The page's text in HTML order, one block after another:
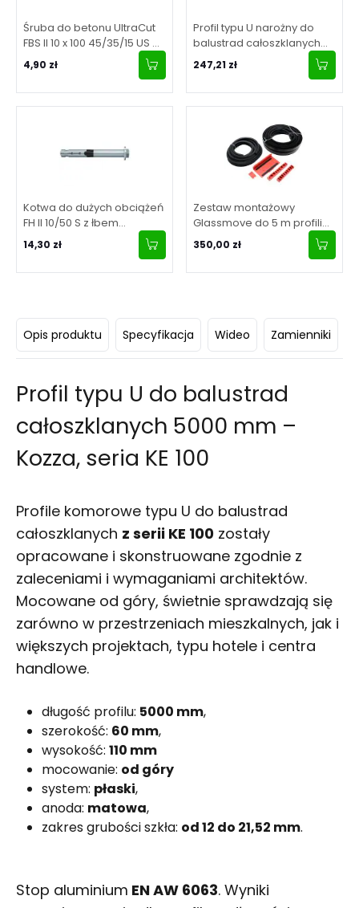
Śruba do betonu UltraCut
FBS II 10 x 100 45/35/15 US –
z łbem sześciokątnym i
zintegrowaną podkładką –
FISCHER
4,90 zł
Profil typu U narożny do
balustrad całoszklanych
90° – mocowanie od góry
– Kozza, wewnętrzny, seria
KE 100
247,21 zł
Kotwa do dużych obciążeń
FH II 10/50 S z łbem
sześciokątnym – FISCHER
14,30 zł
Zestaw montażowy
Glassmove do 5 m profili
aluminiowych typu U/L –
grubość szyby 12-13,52 –
Kozza
350,00 zł
Opis produktu Specyfikacja Wideo Zamienniki
Profil typu U do balustrad
całoszklanych 5000 mm –
Kozza, seria KE 100
Profile komorowe typu U do balustrad
całoszklanych z serii KE 100 zostały
opracowane i skonstruowane zgodnie z
zaleceniami i wymaganiami architektów.
Mocowane od góry, świetnie sprawdzają się
zarówno w przestrzeniach mieszkalnych, jak i
większych projektach, typu hotele i centra
handlowe.
długość profilu: 5000 mm,
szerokość: 60 mm,
wysokość: 110 mm
mocowanie: od góry
system: płaski,
anoda: matowa,
zakres grubości szkła: od 12 do 21,52 mm.
Stop aluminium EN AW 6063. Wyniki